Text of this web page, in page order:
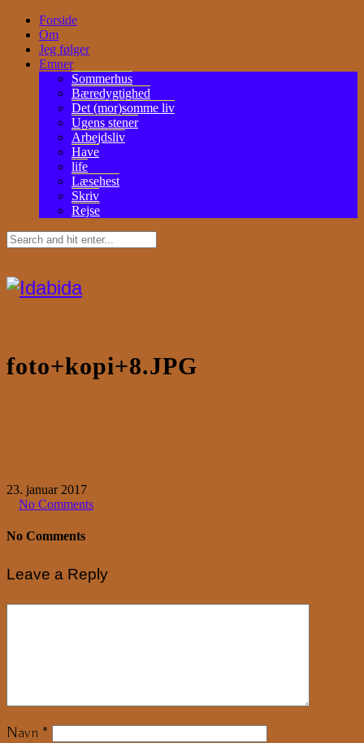
Forside
Om
Jeg følger
Emner
Sommerhus
Bæredygtighed
Det (mor)somme liv
Ugens stener
Arbejdsliv
Have
life
Læsehest
Skriv
Rejse
foto+kopi+8.JPG
23. januar 2017
No Comments
No Comments
Leave a Reply
Navn *